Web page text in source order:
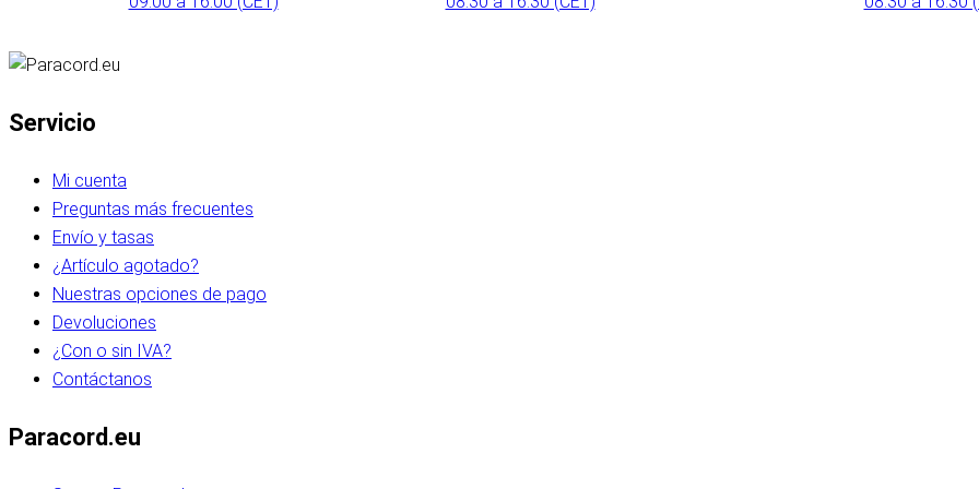
Servicio
Mi cuenta
Preguntas más frecuentes
Envío y tasas
¿Artículo agotado?
Nuestras opciones de pago
Devoluciones
¿Con o sin IVA?
Contáctanos
Paracord.eu